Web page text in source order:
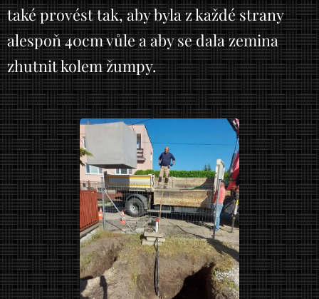
také provést tak, aby byla z každé strany
alespoň 40cm vůle a aby se dala zemina
zhutnit kolem žumpy.